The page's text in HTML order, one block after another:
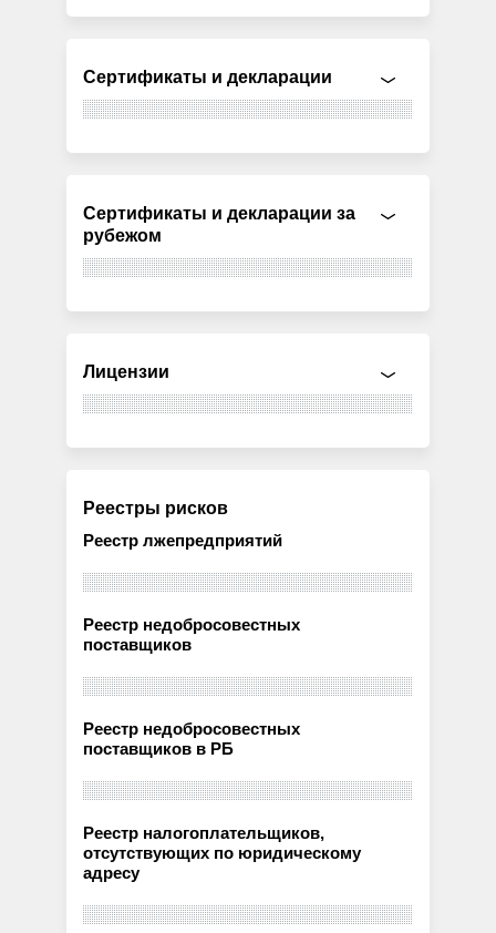
Сертификаты и декларации
Сертификаты и декларации за
рубежом
Лицензии
Реестры рисков
Реестр лжепредприятий
Реестр недобросовестных
поставщиков
Реестр недобросовестных
поставщиков в РБ
Реестр налогоплательщиков,
отсутствующих по юридическому
адресу